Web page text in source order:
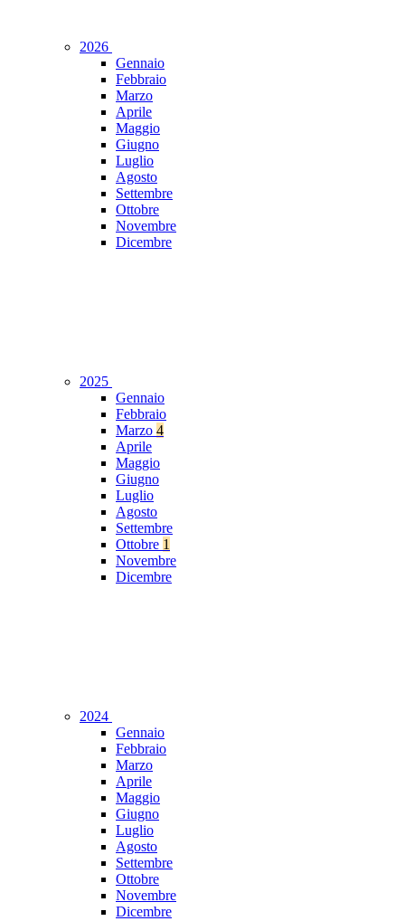
2026
Gennaio
Febbraio
Marzo
Aprile
Maggio
Giugno
Luglio
Agosto
Settembre
Ottobre
Novembre
Dicembre
2025
Gennaio
Febbraio
Marzo 4
Aprile
Maggio
Giugno
Luglio
Agosto
Settembre
Ottobre 1
Novembre
Dicembre
2024
Gennaio
Febbraio
Marzo
Aprile
Maggio
Giugno
Luglio
Agosto
Settembre
Ottobre
Novembre
Dicembre